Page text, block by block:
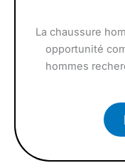
La chaussure
opportunité
hommes